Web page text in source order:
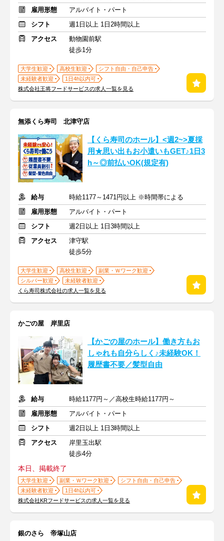
雇用形態
アルバイト・パート
シフト
週1日以上 1日2時間以上
アクセス
動物園前駅
徒歩1分
大学生歓迎 高校生歓迎
シフト自由・自己申告
未経験者歓迎
1日4h以内可
株式会社王将フードサービスの求人一覧を見る
無添くら寿司 北津守店
【くら寿司のホール】<週2~>夏採
用★思い出もお小遣いもGET♪1日3
h～◎前払いOK(規定有)
給与
時給1177～1471円以上 ※時間帯による
雇用形態
アルバイト・パート
シフト
週2日以上 1日3時間以上
アクセス
津守駅
徒歩5分
大学生歓迎 高校生歓迎
副業・Ｗワーク歓迎
シルバー歓迎
未経験者歓迎
くら寿司株式会社の求人一覧を見る
かごの屋 岸里店
【かごの屋のホール】働き方もお
しゃれも自分らしく♪未経験OK！
履歴書不要／髪型自由
給与
時給1177円～／高校生時給1177円～
雇用形態
アルバイト・パート
シフト
週2日以上 1日3時間以上
アクセス
岸里玉出駅
徒歩4分
本日、掲載終了
大学生歓迎 副業・Ｗワーク歓迎
シフト自由・自己申告
未経験者歓迎
1日4h以内可
株式会社KRフードサービスの求人一覧を見る
銀のさら 帝塚山店